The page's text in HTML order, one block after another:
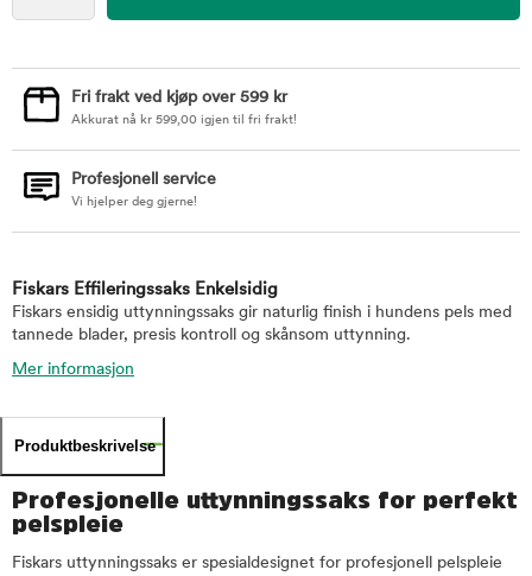
Fri frakt ved kjøp over 599 kr
Akkurat nå kr 599,00 igjen til fri frakt!
Profesjonell service
Vi hjelper deg gjerne!
Fiskars Effileringssaks Enkelsidig
Fiskars ensidig uttynningssaks gir naturlig finish i hundens pels med
tannede blader, presis kontroll og skånsom uttynning.
Mer informasjon
Produktbeskrivelse
Profesjonelle uttynningssaks for perfekt
pelspleie
Fiskars uttynningssaks er spesialdesignet for profesjonell pelspleie